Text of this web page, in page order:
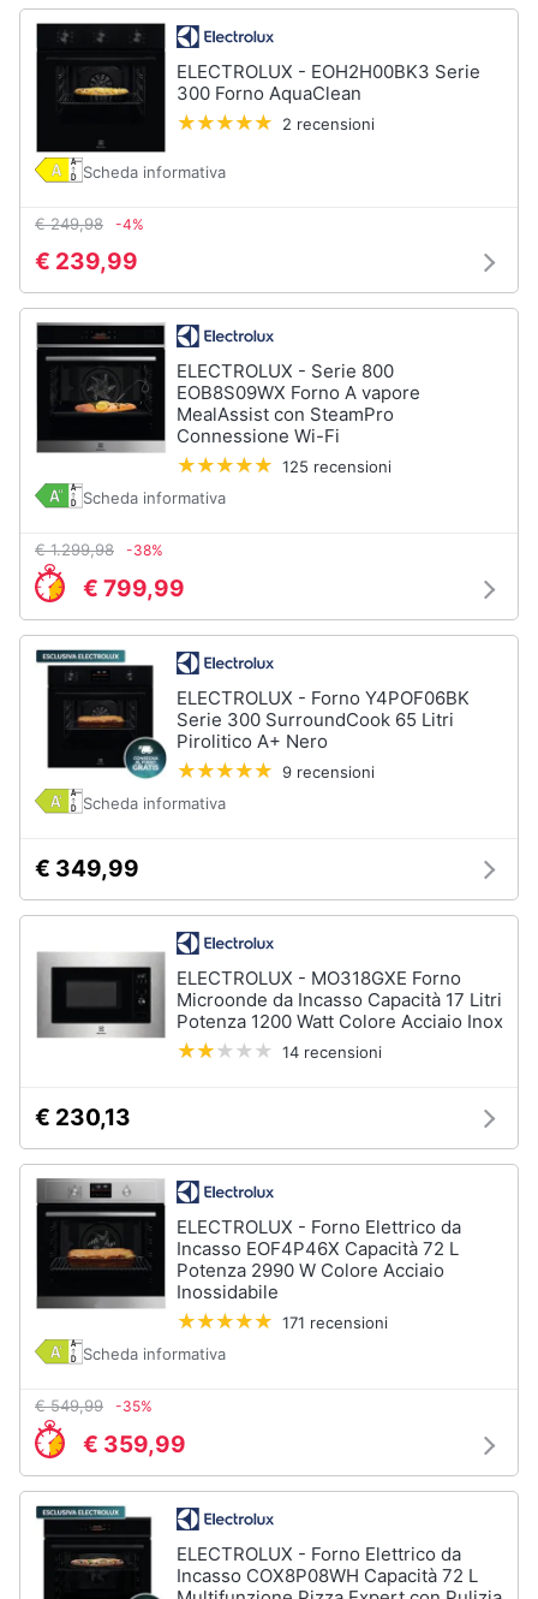
Elettrodomestici
professionali
industriali
Abbattitore
Macchine
professionali
Friggitrice
professionale
Idropulitrice
professionale
Elettrodomestici
offerta
Frigoriferi
Lavatrici
offerta
Microonde
offerta
Vedi
tutti
ELECTROLUX - EOH2H00BK3 Serie
300 Forno AquaClean
2 recensioni
Scheda informativa
€ 249,98 -4%
€ 239,99
ELECTROLUX - Serie 800
EOB8S09WX Forno A vapore
MealAssist con SteamPro
Connessione Wi-Fi
125 recensioni
Scheda informativa
€ 1.299,98 -38%
€ 799,99
ELECTROLUX - Forno Y4POF06BK
Serie 300 SurroundCook 65 Litri
Pirolitico A+ Nero
9 recensioni
Scheda informativa
€ 349,99
ELECTROLUX - MO318GXE Forno
Microonde da Incasso Capacità 17 Litri
Potenza 1200 Watt Colore Acciaio Inox
14 recensioni
€ 230,13
ELECTROLUX - Forno Elettrico da
Incasso EOF4P46X Capacità 72 L
Potenza 2990 W Colore Acciaio
Inossidabile
171 recensioni
Scheda informativa
€ 549,99 -35%
€ 359,99
ELECTROLUX - Forno Elettrico da
Incasso COX8P08WH Capacità 72 L